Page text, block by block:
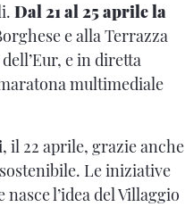
Dal 21 al 25 aprile la
e alla Terrazza
e in diretta
multimediale
, il 22 aprile, grazie anche
Le iniziative
l’idea del Villaggio